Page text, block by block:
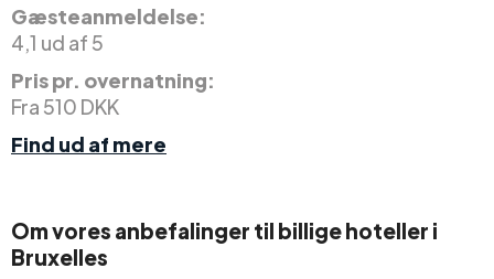
Gæsteanmeldelse:
4,1 ud af 5
Pris pr. overnatning:
Fra 510 DKK
Find ud af mere
Om vores anbefalinger til billige hoteller i
Bruxelles